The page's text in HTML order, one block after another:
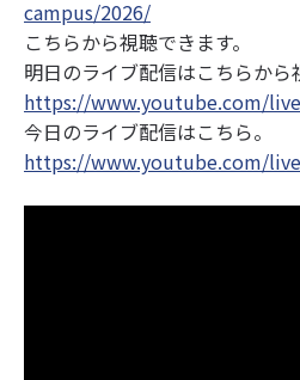
campus/2026/
こちらから視聴できます。
明日のライブ配信はこちらから
https://www.youtube.com/
今日のライブ配信はこちら。
https://www.youtube.com/